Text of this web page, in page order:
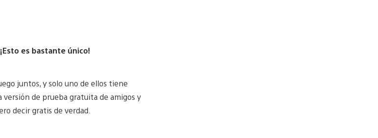
es bastante único!
juntos, y solo uno de ellos tiene
versión de prueba gratuita de amigos y
decir gratis de verdad.